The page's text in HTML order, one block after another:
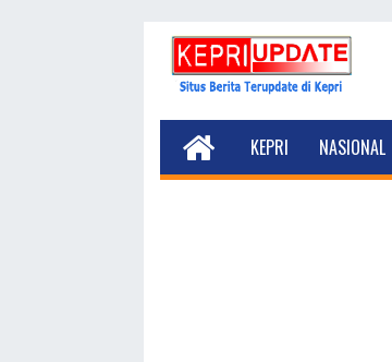
KEPRI NASIONAL